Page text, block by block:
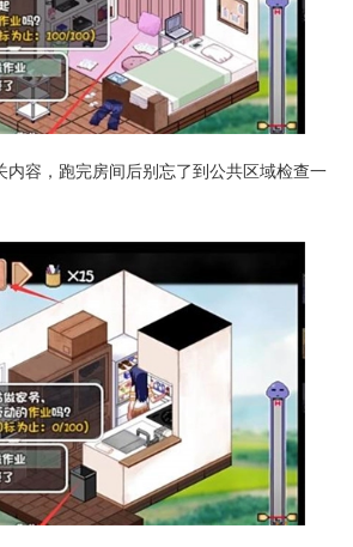
内容，跑完房间后别忘了到公共区域检查一